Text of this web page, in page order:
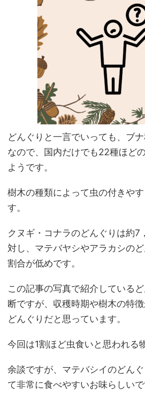
どんぐりと一言でいっても、ブ
なので、国内だけでも22種ほど
ようです。
樹木の種類によって虫の付きや
す。
クヌギ・コナラのどんぐりは約7
対し、マテバヤシやアラカシの
割合が低めです。
この記事の写真で紹介している
断ですが、収穫時期や樹木の特
どんぐりだと思っています。
今回は1割ほど虫食いと思われる
余談ですが、マテバシイのどん
て非常に食べやすいお味らしいで